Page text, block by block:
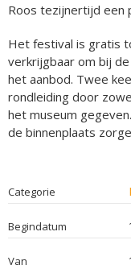
Roos tezijnertijd een
Het festival is gratis
verkrijgbaar om bij
het aanbod. Twee
rondleiding door
het museum
de binnenplaats
Categorie
Begindatum
Van